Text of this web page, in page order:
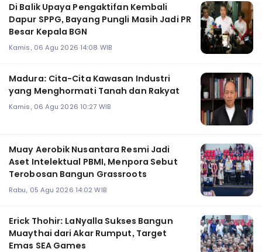
Di Balik Upaya Pengaktifan Kembali
Dapur SPPG, Bayang Pungli Masih Jadi PR
Besar Kepala BGN
Kamis, 06 Agu 2026 14:08 WIB
Madura: Cita-Cita Kawasan Industri
yang Menghormati Tanah dan Rakyat
Kamis, 06 Agu 2026 10:27 WIB
Muay Aerobik Nusantara Resmi Jadi
Aset Intelektual PBMI, Menpora Sebut
Terobosan Bangun Grassroots
Rabu, 05 Agu 2026 14:02 WIB
Erick Thohir: LaNyalla Sukses Bangun
Muaythai dari Akar Rumput, Target
Emas SEA Games